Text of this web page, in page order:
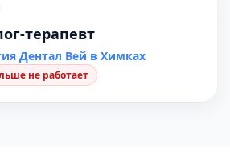
терапевт
Дентал Вей в Химках
не работает